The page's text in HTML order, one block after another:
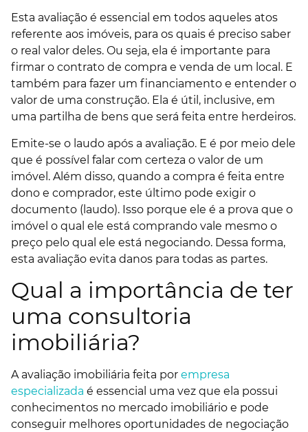
Esta avaliação é essencial em todos aqueles atos
referente aos imóveis, para os quais é preciso saber
o real valor deles. Ou seja, ela é importante para
firmar o contrato de compra e venda de um local. E
também para fazer um financiamento e entender o
valor de uma construção. Ela é útil, inclusive, em
uma partilha de bens que será feita entre herdeiros.
Emite-se o laudo após a avaliação. E é por meio dele
que é possível falar com certeza o valor de um
imóvel. Além disso, quando a compra é feita entre
dono e comprador, este último pode exigir o
documento (laudo). Isso porque ele é a prova que o
imóvel o qual ele está comprando vale mesmo o
preço pelo qual ele está negociando. Dessa forma,
esta avaliação evita danos para todas as partes.
Qual a importância de ter
uma consultoria
imobiliária?
A avaliação imobiliária feita por empresa
especializada é essencial uma vez que ela possui
conhecimentos no mercado imobiliário e pode
conseguir melhores oportunidades de negociação